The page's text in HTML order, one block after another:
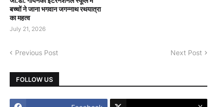
बच्चों ने जाना भगवान जगन्नाथ रथयात्रा
का महत्व
July 21, 2026
Previous Post Next Post
FOLLOW US